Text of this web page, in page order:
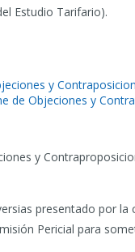
Estudio Tarifario).
y
de Objeciones y
y
presentado por
Pericial para